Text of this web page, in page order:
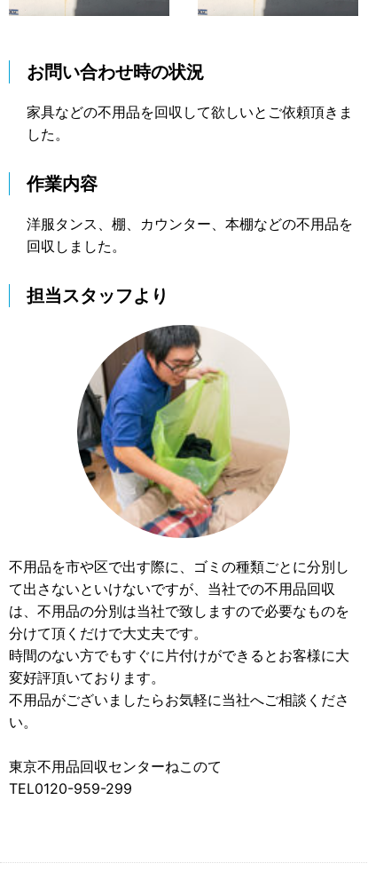
お問い合わせ時の状況
家具などの不用品を回収して欲しいとご依頼頂きま
した。
作業内容
洋服タンス、棚、カウンター、本棚などの不用品を
回収しました。
担当スタッフより
不用品を市や区で出す際に、ゴミの種類ごとに分別し
て出さないといけないですが、当社での不用品回収
は、不用品の分別は当社で致しますので必要なものを
分けて頂くだけで大丈夫です。
時間のない方でもすぐに片付けができるとお客様に大
変好評頂いております。
不用品がございましたらお気軽に当社へご相談くださ
い。
東京不用品回収センターねこのて
TEL0120-959-299